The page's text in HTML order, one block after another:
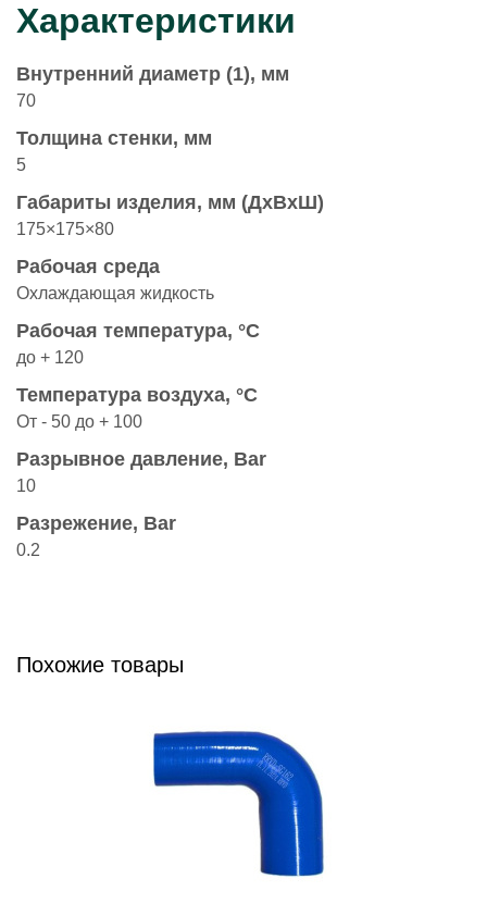
Характеристики
Внутренний диаметр (1), мм
70
Толщина стенки, мм
5
Габариты изделия, мм (ДхВхШ)
175×175×80
Рабочая среда
Охлаждающая жидкость
Рабочая температура, °С
до + 120
Температура воздуха, °С
От - 50 до + 100
Разрывное давление, Bar
10
Разрежение, Bar
0.2
Похожие товары